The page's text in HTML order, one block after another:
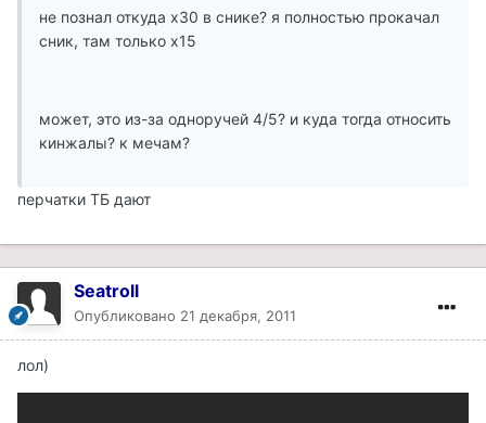
не познал откуда x30 в снике? я полностью прокачал
сник, там только х15
может, это из-за одноручей 4/5? и куда тогда относить
кинжалы? к мечам?
перчатки ТБ дают
Seatroll
Опубликовано 21 декабря, 2011
лол)